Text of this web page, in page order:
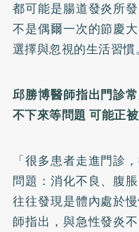
都可能是腸道發炎所
不是偶爾一次的節慶
選擇與忽視的生活習慣。
邱勝博醫師指出門診
不下來等問題 可能正
「很多患者走進門診
問題：消化不良、腹
往往發現是體內處於
師指出，與急性發炎